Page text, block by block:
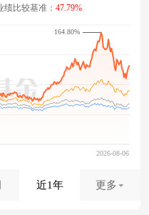
绩比较基准： 47.79%
164.80%
近1年 更多